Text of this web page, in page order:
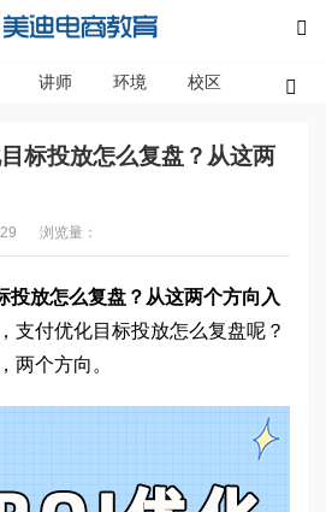
讲师 环境 校区 资讯
标投放怎么复盘？从这两
浏览量：
投放怎么复盘？从这两个方向入
支付优化目标投放怎么复盘呢？
两个方向。